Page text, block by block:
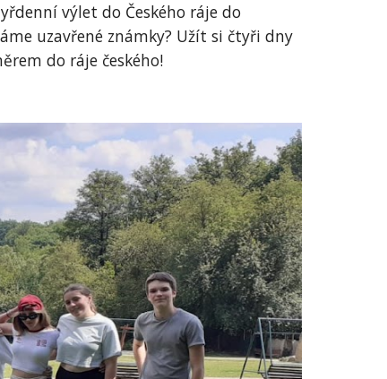
výlet do Českého ráje do
uzavřené známky? Užít si čtyři dny
do ráje českého!